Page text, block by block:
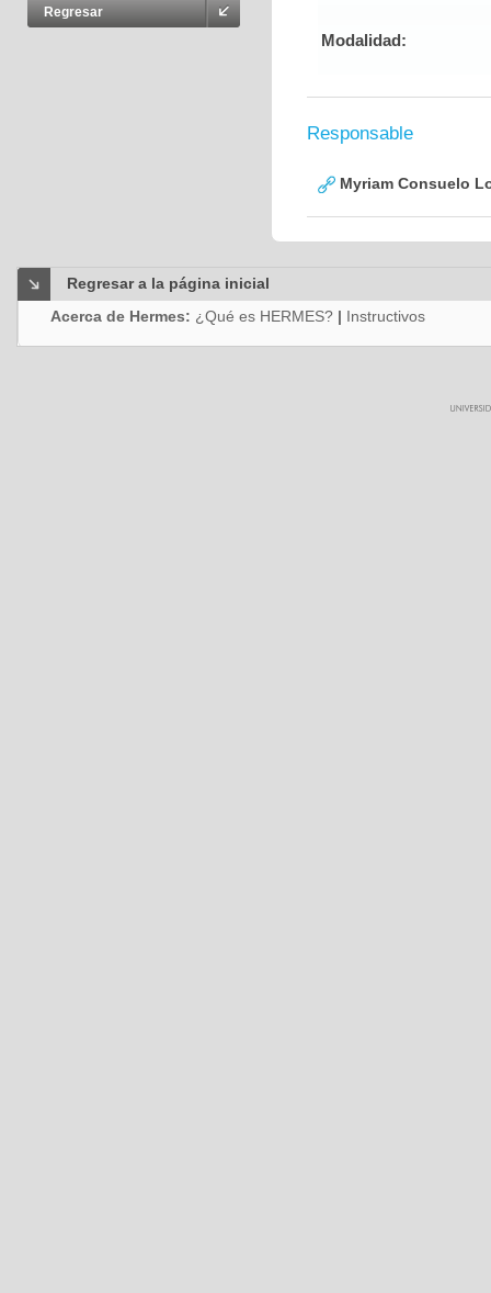
Regresar
Modalidad:
Responsable
Myriam Consuelo
Regresar a la página inicial
Acerca de Hermes: ¿Qué es HERMES? | Instructivos